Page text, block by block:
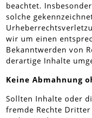
beachtet.
solche
wir um einen
Bekanntwerden von
derartige Inhalte
Keine Abmahnung
Sollten Inhalte oder
fremde Rechte